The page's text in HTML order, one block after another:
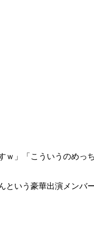
」「こういうのめっ
いう豪華出演メンバ